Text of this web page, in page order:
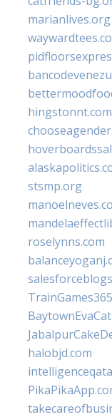
marianlives.org
hingstonnt.com
stsmp.org
roselynns.com
halobjd.com